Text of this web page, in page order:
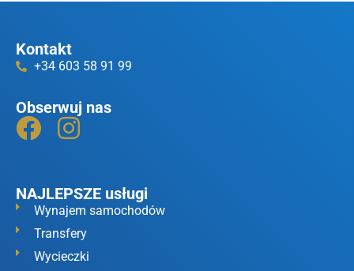
Kontakt
+34 603 58 91 99
Obserwuj nas
NAJLEPSZE usługi
Wynajem samochodów
Transfery
Wycieczki